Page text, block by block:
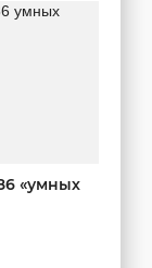
«умных